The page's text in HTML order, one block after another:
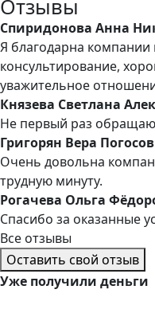
Отзывы
Спиридонова Анна
Я благодарна
консультирование,
уважительное
Князева Светлана
Не первый раз
Григорян Вера
Очень довольна
трудную минуту.
Рогачева Ольга
Спасибо за оказанные
Все отзывы
Оставить свой отзыв
Уже получили деньги